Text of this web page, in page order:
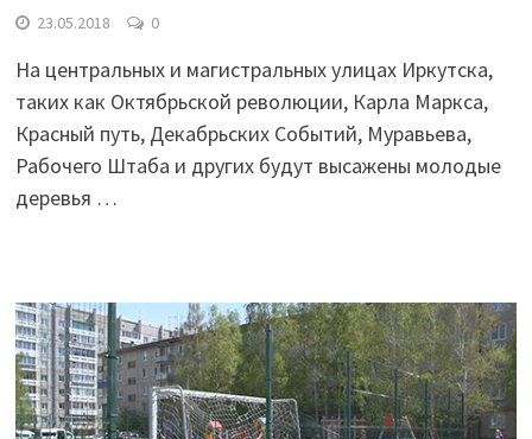
23.05.2018 0
На центральных и магистральных улицах Иркутска,
таких как Октябрьской революции, Карла Маркса,
Красный путь, Декабрьских Событий, Муравьева,
Рабочего Штаба и других будут высажены молодые
деревья …